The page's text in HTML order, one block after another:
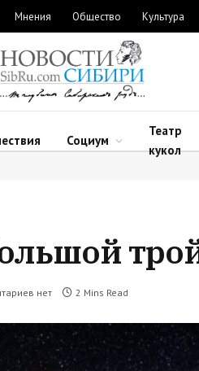
Мнения Общество Культура
Социум
Театр
кукол
нет 2 Mins Read